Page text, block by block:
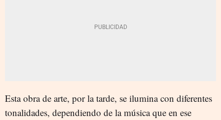
Esta obra de arte, por la tarde, se ilumina con diferentes
tonalidades, dependiendo de la música que en ese